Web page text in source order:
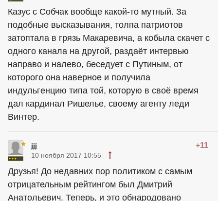
Казус с Собчак вообще какой-то мутный. За
подобные высказывания, толпа патриотов
затоптала в грязь Макаревича, а кобыла скачет с
одного канала на другой, раздаёт интервью
направо и налево, беседует с Путиным, от
которого она наверное и получила
индульгенцию типа той, которую в своё время
дал кардинал Ришелье, своему агенту леди
Винтер.
jjj +11
10 ноября 2017 10:55
Друзья! До недавних пор политиком с самым
отрицательным рейтингом был Дмитрий
Анатольевич. Теперь, и это обнародовано